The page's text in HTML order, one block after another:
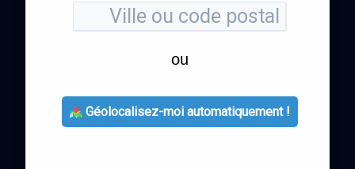
ou
Géolocalisez-moi automatiquement !